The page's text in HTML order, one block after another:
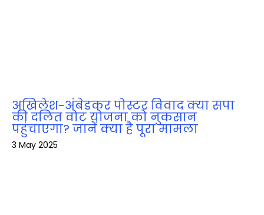
अखिलेश-अंबेडकर पोस्टर विवाद क्या सपा
की दलित वोट योजना को नुकसान
पहुंचाएगा? जानें क्या है पूरा मामला
3 May 2025